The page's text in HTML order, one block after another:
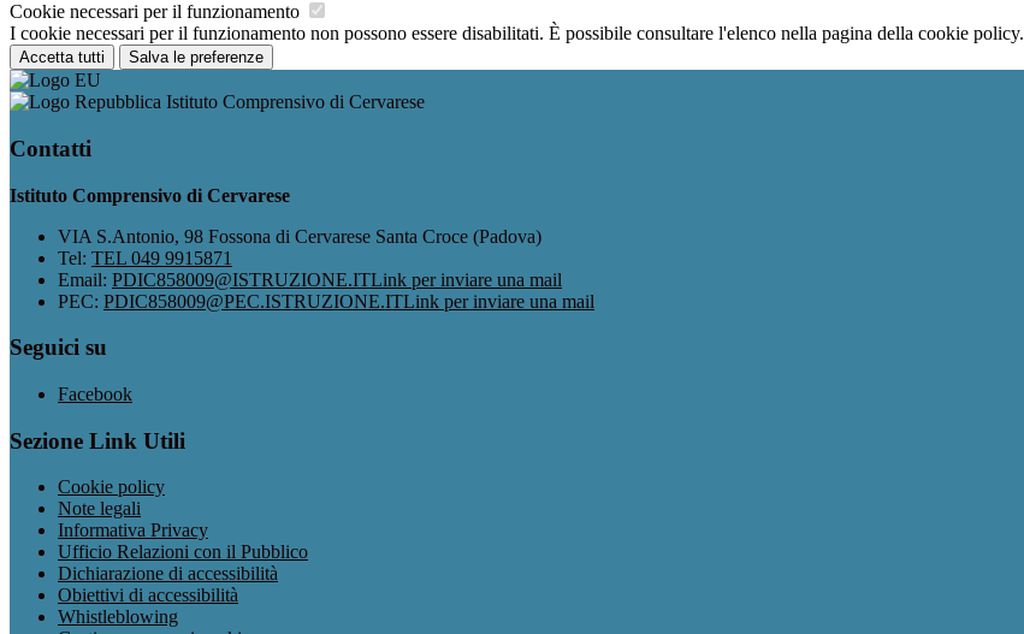
Cookie necessari per il funzionamento
I cookie necessari per il funzionamento non possono essere disabilitati. È possibile consultare l'elenco nella pagina della cookie policy.
Accetta tutti Salva le preferenze
Istituto Comprensivo di Cervarese
Contatti
Istituto Comprensivo di Cervarese
VIA S.Antonio, 98 Fossona di Cervarese Santa Croce (Padova)
Tel: TEL 049 9915871
Email: PDIC858009@ISTRUZIONE.ITLink per inviare una mail
PEC: PDIC858009@PEC.ISTRUZIONE.ITLink per inviare una mail
Seguici su
Facebook
Sezione Link Utili
Cookie policy
Note legali
Informativa Privacy
Ufficio Relazioni con il Pubblico
Dichiarazione di accessibilità
Obiettivi di accessibilità
Whistleblowing